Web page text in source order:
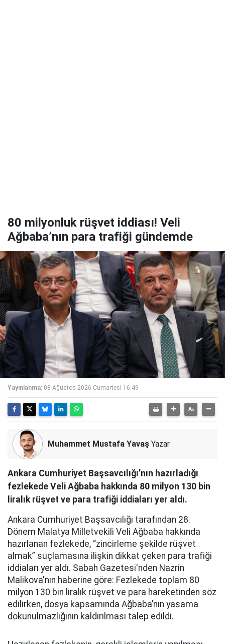
80 milyonluk rüşvet iddiası! Veli
Ağbaba’nın para trafiği gündemde
Yayınlanma: 08 Ağustos 2026 Cumartesi 16:49
Muhammet Mustafa Yavaş Yazar
Ankara Cumhuriyet Başsavcılığı’nın hazırladığı
fezlekede Veli Ağbaba hakkında 80 milyon 130 bin
liralık rüşvet ve para trafiği iddiaları yer aldı.
Ankara Cumhuriyet Başsavcılığı tarafından 28.
Dönem Malatya Milletvekili Veli Ağbaba hakkında
hazırlanan fezlekede, “zincirleme şekilde rüşvet
almak” suçlamasına ilişkin dikkat çeken para trafiği
iddiaları yer aldı. Sabah Gazetesi'nden Nazrin
Malikova'nın haberine göre: Fezlekede toplam 80
milyon 130 bin liralık rüşvet ve para hareketinden söz
edilirken, dosya kapsamında Ağbaba’nın yasama
dokunulmazlığının kaldırılması talep edildi.